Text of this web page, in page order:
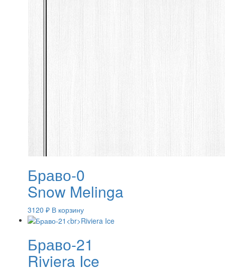
Браво-0
Snow Melinga
3120 ₽ В корзину
Браво-21
Riviera Ice